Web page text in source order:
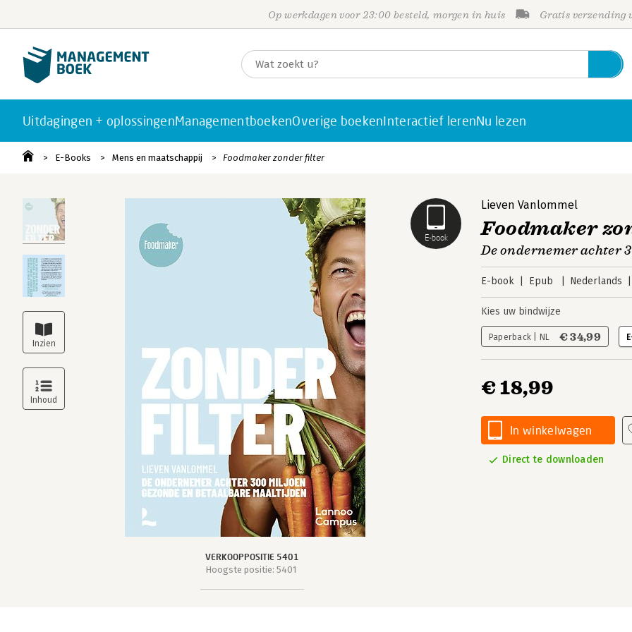
Op werkdagen voor 23:00 besteld, morgen in huis Gratis verzending
Uitdagingen + oplossingenManagementboekenOverige boekenInteractief lerenNu lezen
E-Books Mens en maatschappij Foodmaker zonder filter
E-book
VERKOOPPOSITIE 5401
Hoogste positie: 5401
Lieven Vanlommel
Foodmaker
De ondernemer achter
E-book Epub Nederlands
Kies uw bindwijze
Paperback | NL € 34,99
€ 18,99
In winkelwagen
Direct te downloaden